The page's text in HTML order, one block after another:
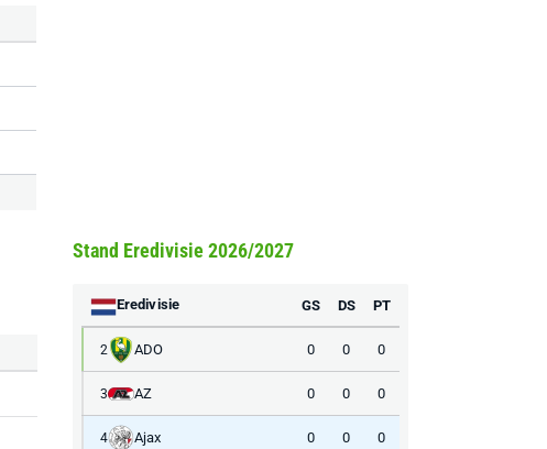
Stand Eredivisie 2026/2027
Eredivisie GS DS PT
2 ADO 0 0 0
3 AZ 0 0 0
4 Ajax 0 0 0